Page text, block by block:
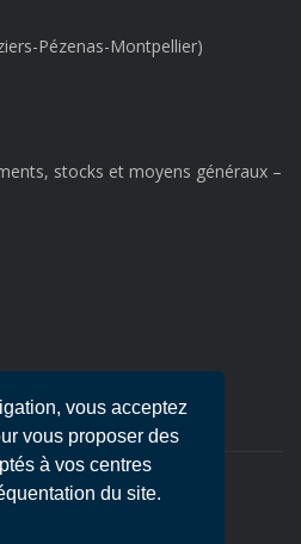
vous acceptez
vous proposer des
à vos centres
du site.
Pézenas-Montpellier)
stocks et moyens généraux –